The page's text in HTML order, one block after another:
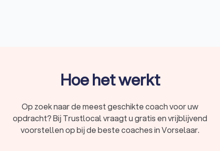
helpt u het leven te leiden zoals u dat wilt. De coach
vaardigheden kunt u uw doelen verwezenlijken.
Budget / financial coach: helpt mensen die hun
financiële huishouding goed op orde te krijgen.
Hoe het werkt
Op zoek naar de meest geschikte coach voor uw
opdracht? Bij Trustlocal vraagt u gratis en vrijblijvend
voorstellen op bij de beste coaches in Vorselaar.